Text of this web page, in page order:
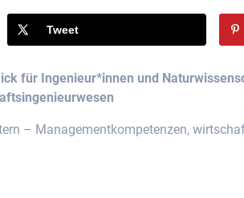
Tweet
für Ingenieur*innen und
– Managementkompetenzen,